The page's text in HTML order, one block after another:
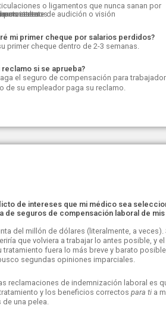
o ligamentos que nunca sanan por
permanente de audición o visión
internos.
mentales
mi primer cheque por salarios perdidos?
primer cheque dentro de 2-3 semanas.
reclamo si se aprueba?
el seguro de compensación para
de su empleador paga su reclamo.
de intereses que mi médico sea
de seguros de compensación laboral de mis
del millón de dólares (literalmente, a veces).
que volviera a trabajar lo antes posible, y
tratamiento fuera lo más breve y barato
segundas opiniones imparciales.
reclamaciones de indemnización laboral es
y los beneficios correctospara ti a
una pelea.